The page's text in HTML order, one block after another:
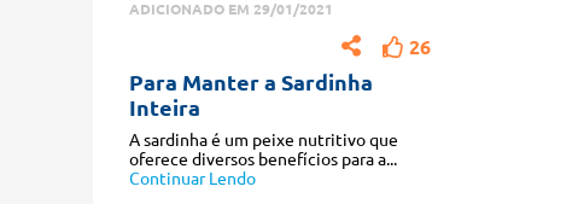
ADICIONADO EM 29/01/2021
26
Para Manter a Sardinha
Inteira
A sardinha é um peixe nutritivo que
oferece diversos benefícios para a...
Continuar Lendo